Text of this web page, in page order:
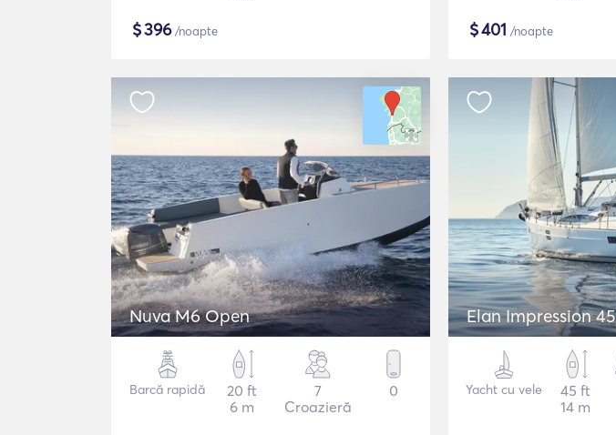
$396/noapte $401 /noapte
Nuva M6 Open
Barcă rapidă
20 ft
6 m
7
Croazieră
0
Elan Impression 45
Yacht cu vele
45 ft
14 m